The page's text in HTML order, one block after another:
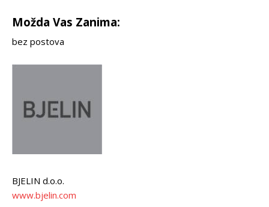
Možda Vas Zanima:
bez postova
BJELIN d.o.o.
www.bjelin.com